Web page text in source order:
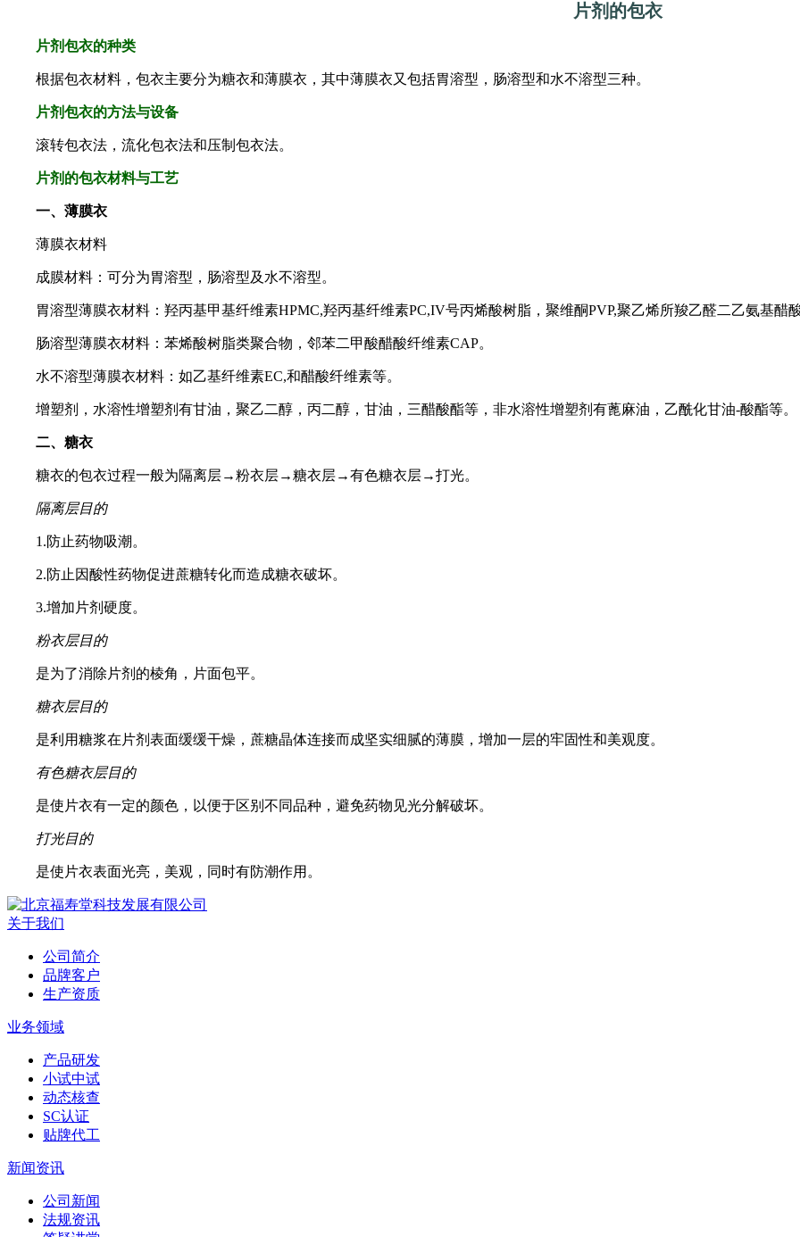
片剂的包衣
片剂包衣的种类
根据包衣材料，包衣主要分为糖衣和薄膜衣，其中薄膜衣又包括胃溶型，肠溶型和水不溶型三种。
片剂包衣的方法与设备
滚转包衣法，流化包衣法和压制包衣法。
片剂的包衣材料与工艺
一、薄膜衣
薄膜衣材料
成膜材料：可分为胃溶型，肠溶型及水不溶型。
胃溶型薄膜衣材料：羟丙基甲基纤维素HPMC,羟丙基纤维素PC,IV号丙烯酸树脂，聚维酮PVP,聚乙烯所羧乙醛二乙氨基醋
肠溶型薄膜衣材料：苯烯酸树脂类聚合物，邻苯二甲酸醋酸纤维素CAP。
水不溶型薄膜衣材料：如乙基纤维素EC,和醋酸纤维素等。
增塑剂，水溶性增塑剂有甘油，聚乙二醇，丙二醇，甘油，三醋酸酯等，非水溶性增塑剂有蓖麻油，乙酰化甘油-酸酯等。
二、糖衣
糖衣的包衣过程一般为隔离层→粉衣层→糖衣层→有色糖衣层→打光。
隔离层目的
1.防止药物吸潮。
2.防止因酸性药物促进蔗糖转化而造成糖衣破坏。
3.增加片剂硬度。
粉衣层目的
是为了消除片剂的棱角，片面包平。
糖衣层目的
是利用糖浆在片剂表面缓缓干燥，蔗糖晶体连接而成坚实细腻的薄膜，增加一层的牢固性和美观度。
有色糖衣层目的
是使片衣有一定的颜色，以便于区别不同品种，避免药物见光分解破坏。
打光目的
是使片衣表面光亮，美观，同时有防潮作用。
关于我们
公司简介
品牌客户
生产资质
业务领域
产品研发
小试中试
动态核查
SC认证
贴牌代工
新闻资讯
公司新闻
法规资讯